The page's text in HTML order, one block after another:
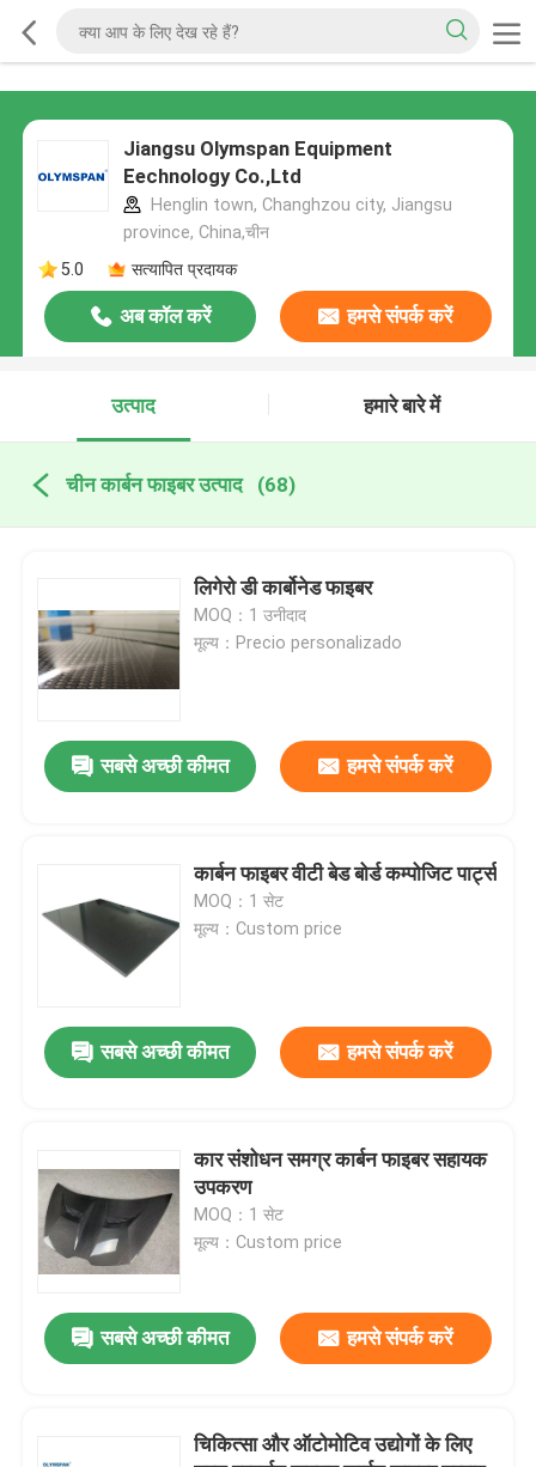
Jiangsu Olymspan Equipment
Eechnology Co.,Ltd
Henglin town, Changhzou city, Jiangsu
province, China,चीन
5.0
सत्यापित प्रदायक
अब कॉल करें हमसे संपर्क करें
उत्पाद हमारे बारे में
चीन कार्बन फाइबर उत्पाद (68)
लिगेरो डी कार्बोनेड फाइबर
MOQ：1 उनीदाद
मूल्य：Precio personalizado
सबसे अच्छी कीमत हमसे संपर्क करें
कार्बन फाइबर वीटी बेड बोर्ड कम्पोजिट पार्ट्स
MOQ：1 सेट
मूल्य：Custom price
सबसे अच्छी कीमत हमसे संपर्क करें
कार संशोधन समग्र कार्बन फाइबर सहायक
उपकरण
MOQ：1 सेट
मूल्य：Custom price
सबसे अच्छी कीमत हमसे संपर्क करें
चिकित्सा और ऑटोमोटिव उद्योगों के लिए